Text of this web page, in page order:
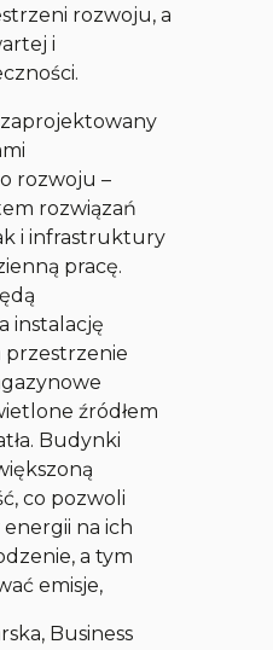
rozwoju, a
i
zaprojektowany
rozwoju –
rozwiązań
i infrastruktury
pracę.
instalację
przestrzenie
źródłem
Budynki
co pozwoli
na ich
a tym
emisje,
Business